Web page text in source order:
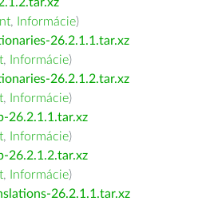
, Informácie)
26.2.1.1.tar.xz
, Informácie)
26.2.1.2.tar.xz
, Informácie)
26.2.1.1.tar.xz
, Informácie)
26.2.1.2.tar.xz
, Informácie)
26.2.1.1.tar.xz